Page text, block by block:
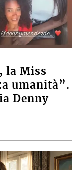
la Miss
umanità”.
Denny